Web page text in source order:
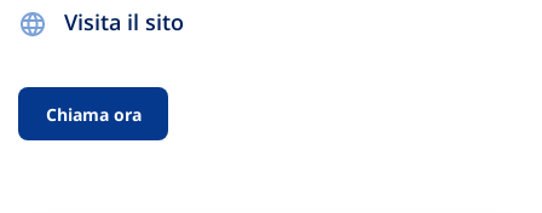
Visita il sito
Chiama ora